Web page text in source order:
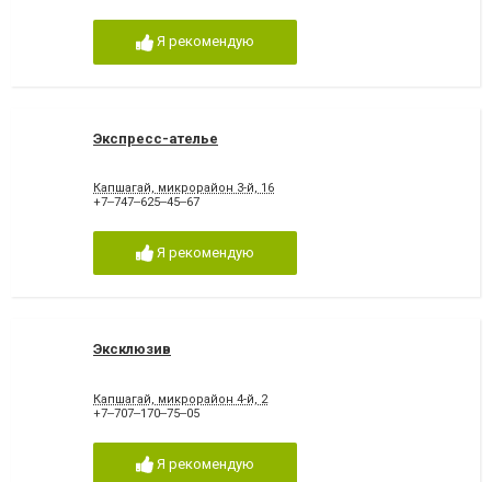
Я рекомендую
Экспресс-ателье
Капшагай, микрорайон 3-й, 16
+7‒747‒625‒45‒67
Я рекомендую
Эксклюзив
Капшагай, микрорайон 4-й, 2
+7‒707‒170‒75‒05
Я рекомендую